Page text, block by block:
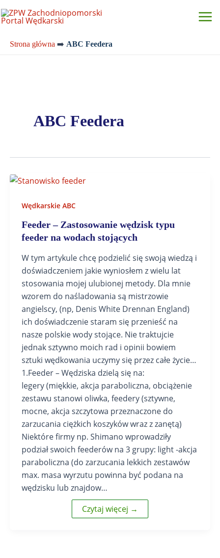
do
Strona główna ➡️ ABC Feedera
ABC Feedera
Wędkarskie ABC
Feeder – Zastosowanie wędzisk typu
feeder na wodach stojących
W tym artykule chcę podzielić się swoją wiedzą i
doświadczeniem jakie wyniosłem z wielu lat
stosowania mojej ulubionej metody. Dla mnie
wzorem do naśladowania są mistrzowie
angielscy, (np, Denis White Drennan England)
ich doświadczenie staram się przenieść na
nasze polskie wody stojące. Nie traktujcie
jednak sztywno moich rad i opinii bowiem
sztuki wędkowania uczymy się przez całe życie…
1.Feeder – Wędziska dzielą się na:
legery (miękkie, akcja paraboliczna, obciążenie
zestawu stanowi oliwka, feedery (sztywne,
mocne, akcja szczytowa przeznaczone do
zarzucania ciężkich koszyków wraz z zanętą)
Niektóre firmy np. Shimano wprowadziły
podział swoich feederów na 3 grupy: light -akcja
paraboliczna (do zarzucania lekkich zestawów
max. masa wyrzutu powinna być podana na
wędzisku lub znajdow…
Czytaj więcej →